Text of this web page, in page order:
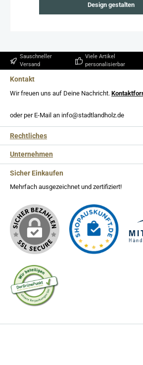
Design gestalten
Sauschneller
Versand
Viele Artikel
personalisierbar
Kontakt
Wir freuen uns auf Deine Nachricht.
oder per E-Mail an info@stadtlandholz.de
Rechtliches
Unternehmen
Sicher Einkaufen
Mehrfach ausgezeichnet und zertifiziert!